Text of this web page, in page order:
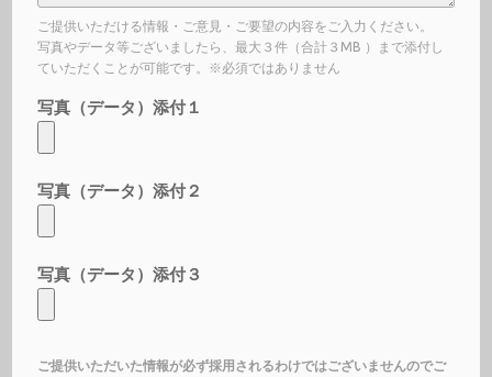
ご提供いただける情報・ご意見・ご要望の内容をご入力ください。
写真やデータ等ございましたら、最大３件（合計３MB ）まで添付し
ていただくことが可能です。※必須ではありません
写真（データ）添付１
写真（データ）添付２
写真（データ）添付３
ご提供いただいた情報が必ず採用されるわけではございませんのでご